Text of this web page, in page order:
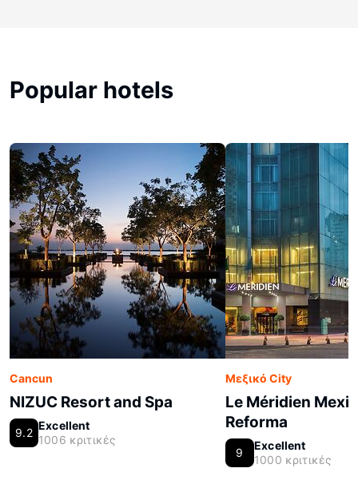
Popular hotels
Cancun
NIZUC Resort and Spa
9.2
Excellent
1006 κριτικές
Μεξικό City
Le Méridien
Reforma
9
Excellent
1000 κριτικές